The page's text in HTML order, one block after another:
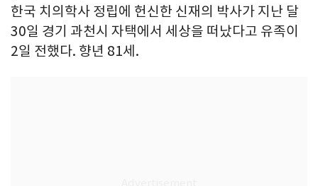
한국 치의학사 정립에 헌신한 신재의 박사가 지난 달
30일 경기 과천시 자택에서 세상을 떠났다고 유족이
2일 전했다. 향년 81세.